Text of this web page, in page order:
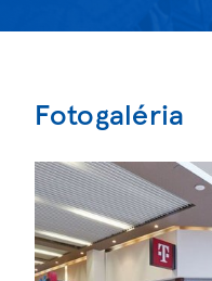
Fotogaléria